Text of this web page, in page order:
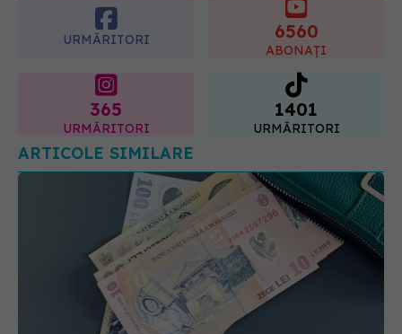
URMĂRITORI 6560
ABONAȚI
365
URMĂRITORI
1401
URMĂRITORI
ARTICOLE SIMILARE